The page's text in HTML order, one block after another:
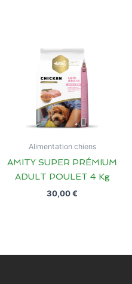
Alimentation chiens
AMITY SUPER PRÉMIUM
ADULT POULET 4 Kg
30,00€